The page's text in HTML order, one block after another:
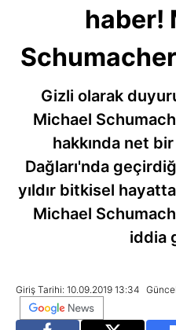
haber!
Gizli olarak
Michael
hakkında net
Dağları'nda
yıldır bitkisel
Michael
iddia
Giriş Tarihi: 10.09.2019 13:34